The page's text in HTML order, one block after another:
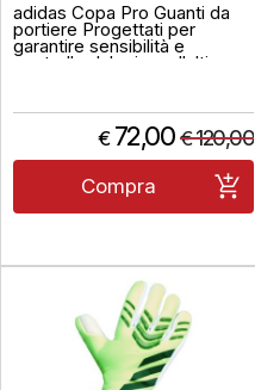
adidas Copa Pro Guanti da
portiere Progettati per
garantire sensibilità e
controllo dal primo allultimo
uno stile classico con
tecnologie moderne. Il palmo
URG 2.0 offre un grip
eccellente in ogni
condizione, mentre il taglio
negativo assicura...
€ 72,00 €120,00
Compra